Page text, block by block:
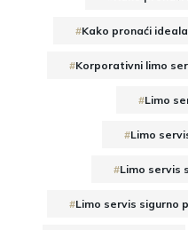
Kako pronaći
Korporativni limo
Limo
Limo
Limo servis
Limo servis sigurno